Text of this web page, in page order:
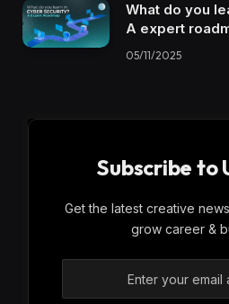
What do you
A expert
05/11/2025
Subscribe to
Get the latest creative
grow career &